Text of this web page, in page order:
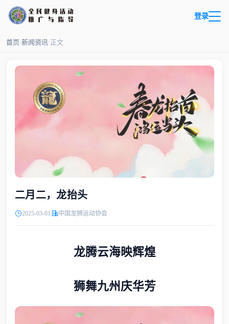
登录
首页/新闻资讯/正文
二月二，龙抬头
2025-03-01 中国龙狮运动协会
龙腾云海映辉煌
狮舞九州庆华芳